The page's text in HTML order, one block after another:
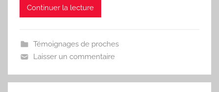
Continuer la lecture
Témoignages de proches
Laisser un commentaire